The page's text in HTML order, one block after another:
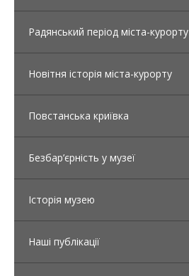
Радянський період міста-курорту
Новітня історія міста-курорту
Повстанська криївка
Безбар’єрність у музеї
Історія музею
Наші публікації